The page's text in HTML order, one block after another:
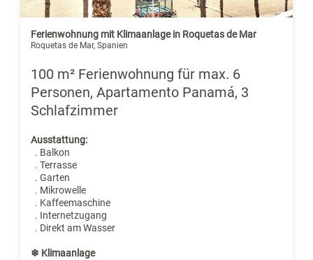
Ferienwohnung mit Klimaanlage in Roquetas de Mar
Roquetas de Mar, Spanien
100 m² Ferienwohnung für max. 6
Personen, Apartamento Panamá, 3
Schlafzimmer
Ausstattung:
. Balkon
. Terrasse
. Garten
. Mikrowelle
. Kaffeemaschine
. Internetzugang
. Direkt am Wasser
❄ Klimaanlage